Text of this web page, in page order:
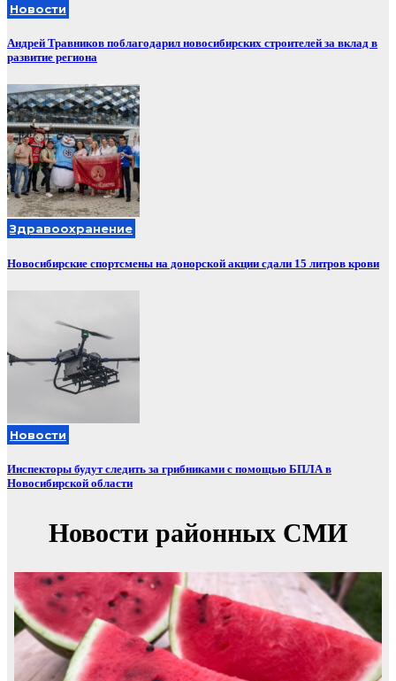
Новости
Андрей Травников поблагодарил новосибирских строителей за вклад в
развитие региона
Здравоохранение
Новосибирские спортсмены на донорской акции сдали 15 литров крови
Новости
Инспекторы будут следить за грибниками с помощью БПЛА в
Новосибирской области